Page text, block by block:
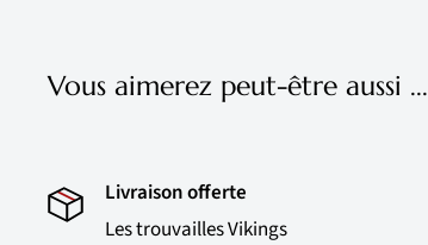
Vous aimerez peut-être aussi ...
Livraison offerte
Les trouvailles Vikings